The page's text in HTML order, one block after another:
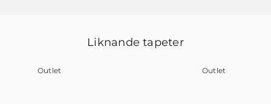
Liknande tapeter
Outlet Outlet